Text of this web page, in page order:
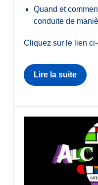
Quand et
conduite de
Cliquez sur le lien
Lire la suite